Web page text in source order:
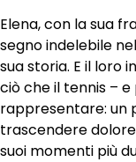
Elena, con la sua
segno indelebile
sua storia. E il loro
ciò che il tennis –
rappresentare: un
trascendere
suoi momenti più